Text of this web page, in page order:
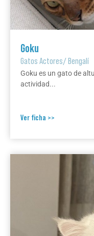
Goku
Gatos Actores/Bengalí
Goku es un gato de
actividad...
Ver ficha >>